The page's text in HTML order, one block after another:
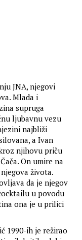
JNA, njegovi
Mlada i
supruga
ljubavnu vezu
najbliži
a Ivan
njihovu priču
On umire na
života.
da je njegov
u povodu
ona je u prilici
1990-ih je režirao